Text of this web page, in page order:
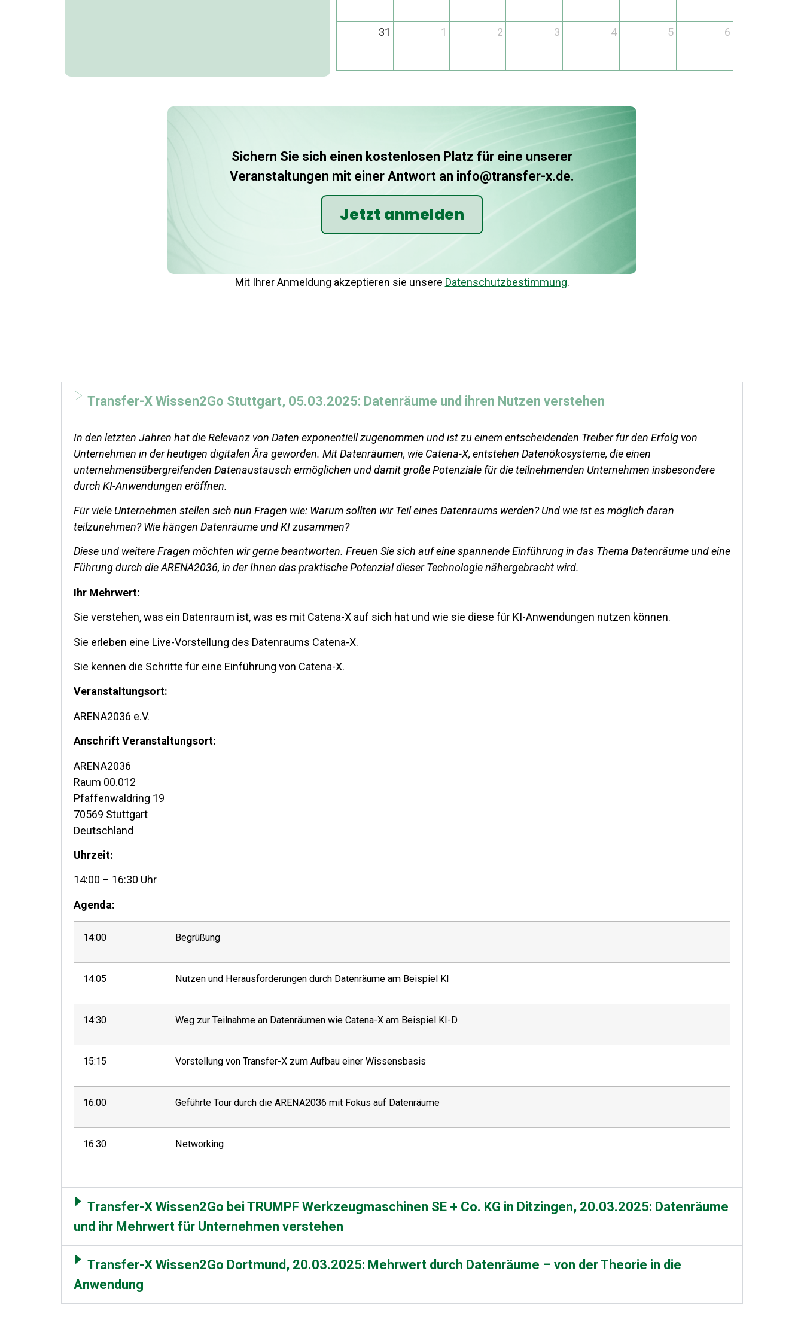
31 1 2 3 4 5 6
Sichern Sie sich einen kostenlosen Platz für eine unserer
Veranstaltungen mit einer Antwort an info@transfer-x.de.
Jetzt anmelden
Mit Ihrer Anmeldung akzeptieren sie unsere Datenschutzbestimmung.
Transfer-X Wissen2Go Stuttgart, 05.03.2025: Datenräume und ihren Nutzen verstehen
In den letzten Jahren hat die Relevanz von Daten exponentiell zugenommen und ist zu einem entscheidenden Treiber für den Erfolg von
Unternehmen in der heutigen digitalen Ära geworden. Mit Datenräumen, wie Catena-X, entstehen Datenökosysteme, die einen
unternehmensübergreifenden Datenaustausch ermöglichen und damit große Potenziale für die teilnehmenden Unternehmen insbesondere
durch KI-Anwendungen eröffnen.
Für viele Unternehmen stellen sich nun Fragen wie: Warum sollten wir Teil eines Datenraums werden? Und wie ist es möglich daran
teilzunehmen?Wie hängen Datenräume und KI zusammen?
Diese und weitere Fragen möchten wir gerne beantworten. Freuen Sie sich auf eine spannende Einführung in das Thema Datenräume und eine
Führung durch die ARENA2036, in der Ihnen das praktische Potenzial dieser Technologie nähergebracht wird.
Ihr Mehrwert:
Sie verstehen, was ein Datenraum ist, was es mit Catena-X auf sich hat und wie sie diese für KI-Anwendungen nutzen können.
Sie erleben eine Live-Vorstellung des Datenraums Catena-X.
Sie kennen die Schritte für eine Einführung von Catena-X.
Veranstaltungsort:
ARENA2036 e.V.
Anschrift Veranstaltungsort:
ARENA2036
Raum 00.012
Pfaffenwaldring 19
70569 Stuttgart
Deutschland
Uhrzeit:
14:00 – 16:30 Uhr
Agenda:
14:00 Begrüßung
14:05 Nutzen und Herausforderungen durch Datenräume am Beispiel KI
14:30 Weg zur Teilnahme an Datenräumen wie Catena-X am Beispiel KI-D
15:15 Vorstellung von Transfer-X zum Aufbau einer Wissensbasis
16:00 Geführte Tour durch die ARENA2036 mit Fokus auf Datenräume
16:30 Networking
Transfer-X Wissen2Go bei TRUMPF Werkzeugmaschinen SE + Co. KG in Ditzingen, 20.03.2025: Datenräume
und ihr Mehrwert für Unternehmen verstehen
Transfer-X Wissen2Go Dortmund, 20.03.2025: Mehrwert durch Datenräume – von der Theorie in die
Anwendung